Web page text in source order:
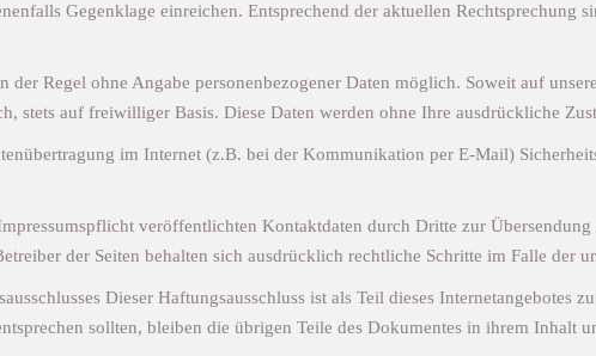
Gegenklage einreichen. Entsprechend der aktuellen Rechtsprechung
der Regel ohne Angabe personenbezogener Daten möglich. Soweit auf
stets auf freiwilliger Basis. Diese Daten werden ohne Ihre ausdrückliche
im Internet (z.B. bei der Kommunikation per E-Mail)
veröffentlichten Kontaktdaten durch Dritte zur
der Seiten behalten sich ausdrücklich rechtliche Schritte im Falle der
Dieser Haftungsausschluss ist als Teil dieses
sollten, bleiben die übrigen Teile des Dokumentes in ihrem Inhalt